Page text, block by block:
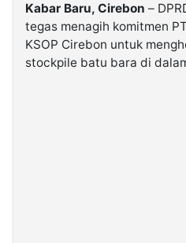
Kabarbaru.co
2026
Kabar Baru, Cirebon –
tegas menagih komitmen
KSOP Cirebon untuk
stockpile batu bara di